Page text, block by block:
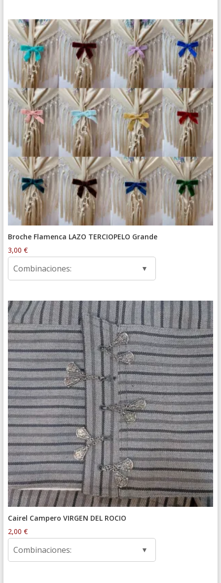
Broche Flamenca LAZO TERCIOPELO Grande
3,00 €
Combinaciones:
Cairel Campero VIRGEN DEL ROCIO
2,00 €
Combinaciones: